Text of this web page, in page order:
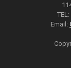
Email: